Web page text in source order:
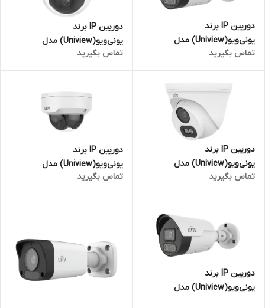
دوربین IP برند
یونی‌ویو(Uniview) مدل
4 مگاپیکسل
تماس بگیرید
دوربین IP برند
یونی‌ویو(Uniview) مدل
مگاپیکسل
تماس بگیرید
دوربین IP برند
یونی‌ویو(Uniview) مدل
مگاپیکسل
تماس بگیرید
دوربین IP برند
یونی‌ویو(Uniview) مدل
مگاپیکسل
تماس بگیرید
دوربین IP برند
یونی‌ویو(Uniview) مدل